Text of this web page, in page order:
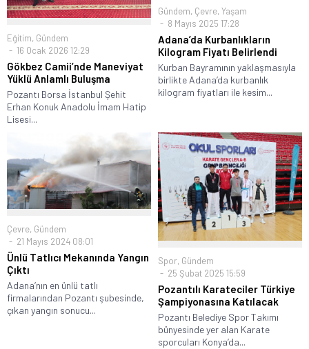
Eğitim, Gündem
16 Ocak 2026 12:29
Gökbez Camii’nde Maneviyat
Yüklü Anlamlı Buluşma
Pozantı Borsa İstanbul Şehit
Erhan Konuk Anadolu İmam Hatip
Lisesi...
Gündem, Çevre, Yaşam
8 Mayıs 2025 17:28
Adana’da Kurbanlıkların
Kilogram Fiyatı Belirlendi
Kurban Bayramının yaklaşmasıyla
birlikte Adana’da kurbanlık
kilogram fiyatları ile kesim...
Çevre, Gündem
21 Mayıs 2024 08:01
Ünlü Tatlıcı Mekanında Yangın
Çıktı
Adana’nın en ünlü tatlı
firmalarından Pozantı şubesinde,
çıkan yangın sonucu...
Spor, Gündem
25 Şubat 2025 15:59
Pozantılı Karateciler Türkiye
Şampiyonasına Katılacak
Pozantı Belediye Spor Takımı
bünyesinde yer alan Karate
sporcuları Konya’da...